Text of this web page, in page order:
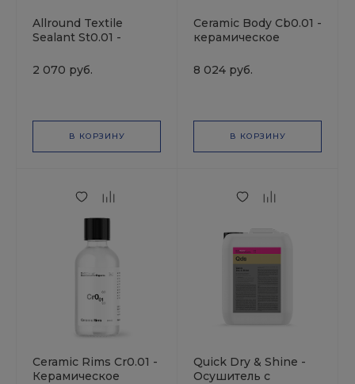
Allround Textile
Sealant St0.01 -
класса для
текстильных
2 070 руб.
В КОРЗИНУ
Ceramic Body Cb0.01 -
керамическое
окрашенных
поверхностей
8 024 руб.
В КОРЗИНУ
Ceramic Rims Cr0.01 -
Керамическое
Quick Dry & Shine -
Осушитель с